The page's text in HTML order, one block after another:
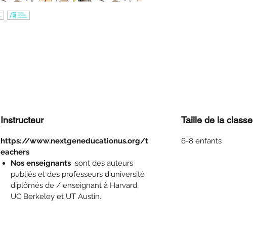
Instructeur
https://www.nextgeneducationus.org/t
eachers
Nos enseignants sont des auteurs
publiés et des professeurs d'université
diplômés de / enseignant à Harvard,
UC Berkeley et UT Austin.
Taille de la classe
6-8 enfants